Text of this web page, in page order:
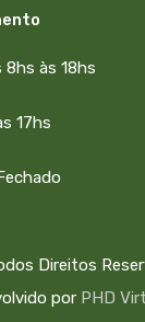
8hs às 18hs
17hs
Direitos
por PHD